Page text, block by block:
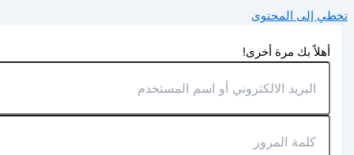
تخطي إلى المحتوى
أهلاً بك مرة أخرى!